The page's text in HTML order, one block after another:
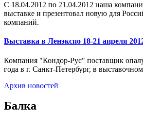
С 18.04.2012 по 21.04.2012 наша
выставке и презентовал новую для
компаний.
Выставка в Ленэкспо 18-21 апреля
Компания "Кондор-Рус" поставщик
года в г. Санкт-Петербург, в
Архив новостей
Балка